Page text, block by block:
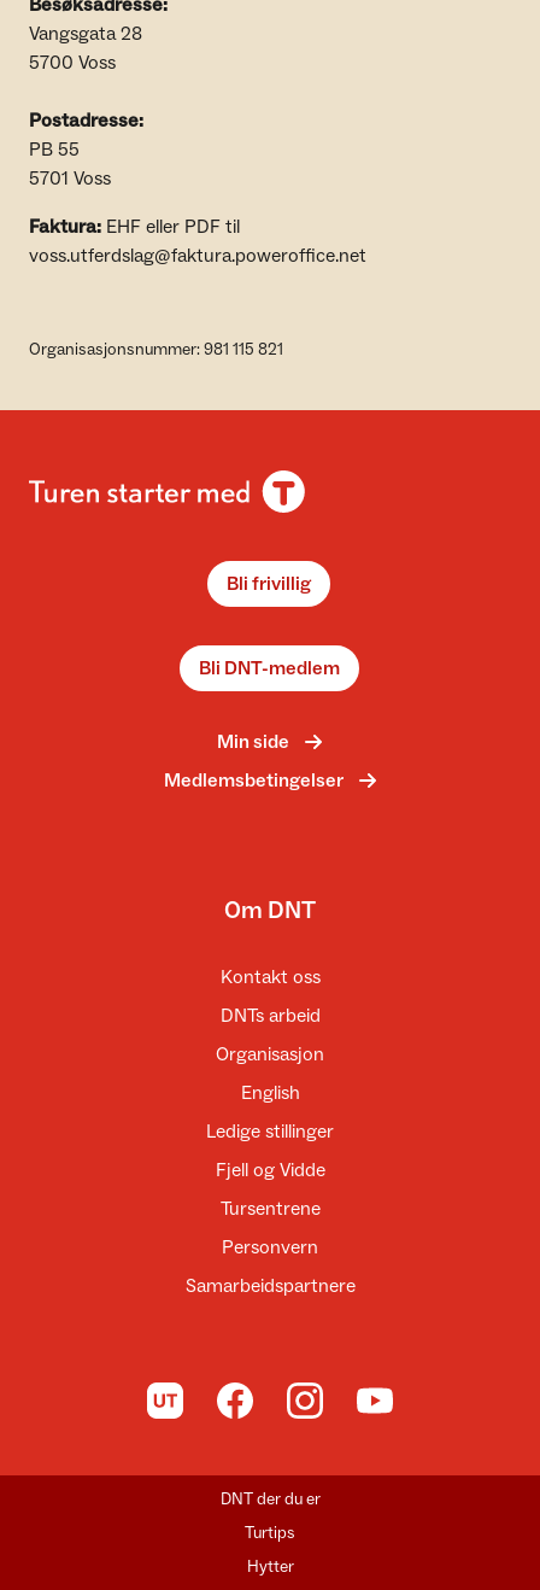
Besøksadresse:
Vangsgata 28
5700 Voss
Postadresse:
PB 55
5701 Voss
Faktura: EHF eller PDF til
voss.utferdslag@faktura.poweroffice.net
Organisasjonsnummer: 981 115 821
Bli frivillig
Bli DNT-medlem
Min side
Medlemsbetingelser
Om DNT
Kontakt oss
DNTs arbeid
Organisasjon
English
Ledige stillinger
Fjell og Vidde
Tursentrene
Personvern
Samarbeidspartnere
Til UT.no Til DNT på Facebook
Til DNT på Instagram
Til DNT på YouTube
DNT der du er
Turtips
Hytter